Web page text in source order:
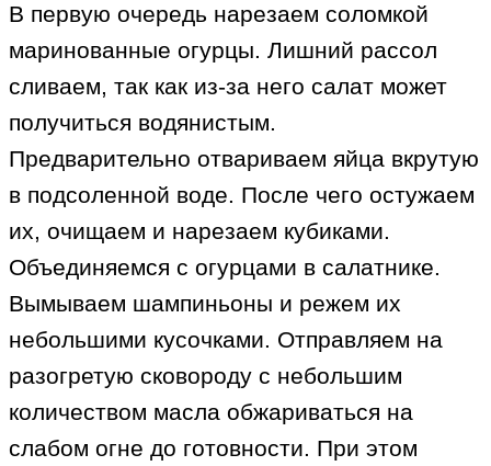
В первую очередь нарезаем соломкой
маринованные огурцы. Лишний рассол
сливаем, так как из-за него салат может
получиться водянистым.
Предварительно отвариваем яйца вкрутую
в подсоленной воде. После чего остужаем
их, очищаем и нарезаем кубиками.
Объединяемся с огурцами в салатнике.
Вымываем шампиньоны и режем их
небольшими кусочками. Отправляем на
разогретую сковороду с небольшим
количеством масла обжариваться на
слабом огне до готовности. При этом